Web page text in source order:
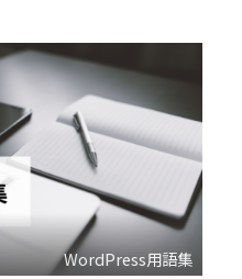
WordPress用語集